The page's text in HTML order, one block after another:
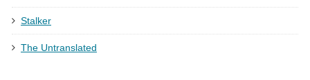
Stalker
The Untranslated